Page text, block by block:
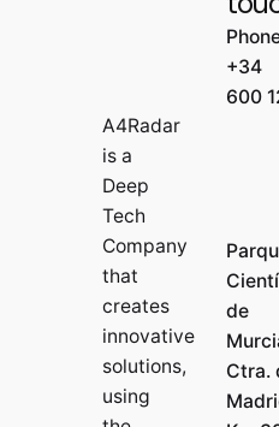
A4Radar
is a
Deep
Tech
Company
that
creates
innovative
solutions,
using
+34
600
de
Ctra.